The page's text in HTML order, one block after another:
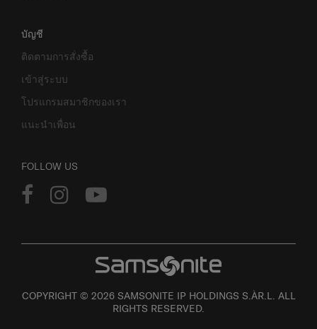
บัญชี
ติดตามการสั่งซื้อ
เข้าสู่ระบบ
โปรแกรมสมาชิกของเรา
แนะนำเพื่อน
FOLLOW US
COPYRIGHT © 2026 SAMSONITE IP HOLDINGS S.ÀR.L. ALL
RIGHTS RESERVED.